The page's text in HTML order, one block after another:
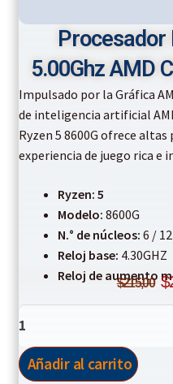
Procesador
5.00Ghz AMD
Impulsado por la Gráfica
de inteligencia artificial
Ryzen 5 8600G ofrece
experiencia de juego rica e
Ryzen: 5
Modelo: 8600G
N.° de núcleos: 6 /
Reloj base: 4.30GHZ
Reloj de aumento
$215,00 $
Ryzen
5
8600G
Añadir al carrito